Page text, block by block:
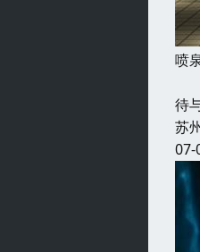
喷
待
苏
07-